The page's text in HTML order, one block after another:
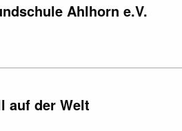
Ahlhorn e.V.
auf der Welt